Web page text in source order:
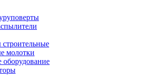
молотки
оборудование